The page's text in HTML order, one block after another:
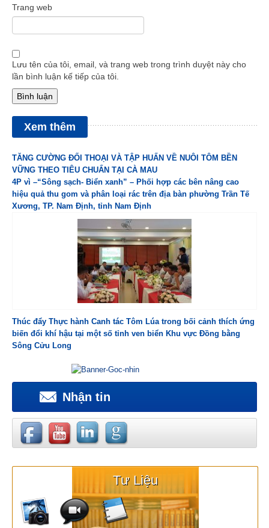
Trang web
Lưu tên của tôi, email, và trang web trong trình duyệt này cho
lần bình luận kế tiếp của tôi.
Xem thêm
TĂNG CƯỜNG ĐỐI THOẠI VÀ TẬP HUẤN VỀ NUÔI TÔM BỀN
VỮNG THEO TIÊU CHUẨN TẠI CÀ MAU
4P vì –“Sông sạch- Biển xanh” – Phối hợp các bên nâng cao
hiệu quả thu gom và phân loại rác trên địa bàn phường Trần Tế
Xương, TP. Nam Định, tỉnh Nam Định
Thúc đẩy Thực hành Canh tác Tôm Lúa trong bối cảnh thích ứng
biến đổi khí hậu tại một số tỉnh ven biển Khu vực Đồng bằng
Sông Cửu Long
Nhận tin
Tư Liệu